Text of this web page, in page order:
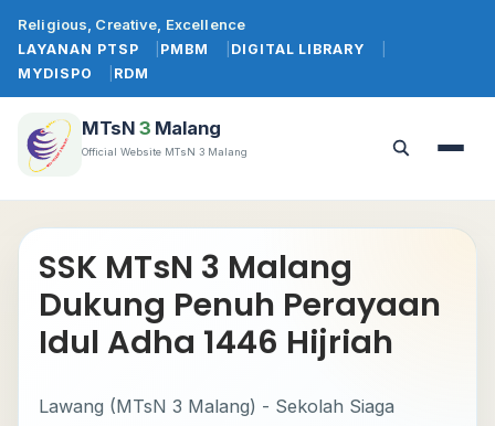
konten
Religious, Creative, Excellence
LAYANAN PTSP PMBM
DIGITAL LIBRARY
MYDISPO
RDM
MTsN 3 Malang
Official Website MTsN 3 Malang
Buka
Buka
SSK MTsN 3 Malang
Dukung Penuh Perayaan
Idul Adha 1446 Hijriah
Lawang (MTsN 3 Malang) - Sekolah Siaga